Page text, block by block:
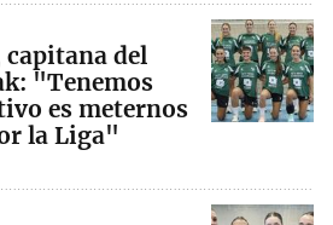
del
"Tenemos
es meternos
la Liga"